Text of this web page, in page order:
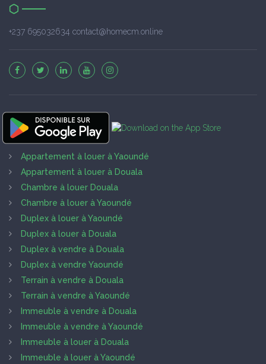
+237 695032634 contact@homecm.online
Appartement à louer à Yaoundé
Appartement à louer à Douala
Chambre à louer Douala
Chambre à louer à Yaoundé
Duplex à louer à Yaoundé
Duplex à louer à Douala
Duplex à vendre à Douala
Duplex à vendre Yaoundé
Terrain à vendre à Douala
Terrain à vendre à Yaoundé
Immeuble à vendre à Douala
Immeuble à vendre à Yaoundé
Immeuble à louer à Douala
Immeuble à louer à Yaoundé